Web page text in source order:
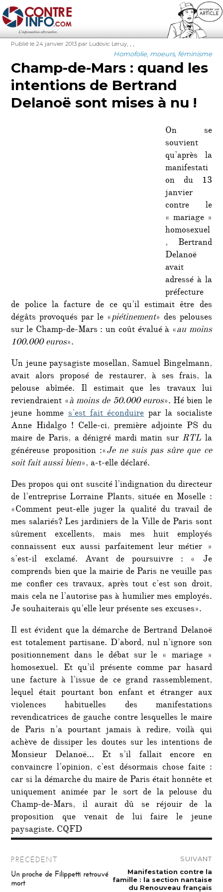
Contre-Info
Publié
Publié le 24 janvier 2013 Auteur
par Ludovic Leruy
Catégories
Homofolie, moeurs, féminisme
Étiquettes
Champ-de-Mars : quand les
intentions de Bertrand
Delanoë sont mises à nu !
On se
souvient
qu’après la
manifestati
on du 13
janvier
contre le
« mariage »
homosexuel
, Bertrand
Delanoë
avait
adressé à la
préfecture
de police la facture de ce qu’il estimait être des
dégâts provoqués par le «piétinement» des pelouses
sur le Champ-de-Mars : un coût évalué à «au moins
100.000 euros».
Un jeune paysagiste mosellan, Samuel Bingelmann,
avait alors proposé de restaurer, à ses frais, la
pelouse abîmée. Il estimait que les travaux lui
reviendraient «à moins de 50.000 euros». Hé bien le
jeune homme s’est fait éconduirepar la socialiste
Anne Hidalgo ! Celle-ci, première adjointe PS du
maire de Paris, a dénigré mardi matin sur RTL la
généreuse proposition :«Je ne suis pas sûre que ce
soit fait aussi bien», a-t-elle déclaré.
Des propos qui ont suscité l’indignation du directeur
de l’entreprise Lorraine Plants, située en Moselle :
«Comment peut-elle juger la qualité du travail de
mes salariés? Les jardiniers de la Ville de Paris sont
sûrement excellents, mais mes huit employés
connaissent eux aussi parfaitement leur métier »
s’est-il exclamé. Avant de poursuivre : « Je
comprends bien que la mairie de Paris ne veuille pas
me confier ces travaux, après tout c’est son droit,
mais cela ne l’autorise pas à humilier mes employés.
Je souhaiterais qu’elle leur présente ses excuses».
Il est évident que la démarche de Bertrand Delanoë
est totalement partisane. D’abord, nul n’ignore son
positionnement dans le débat sur le « mariage »
homosexuel. Et qu’il présente comme par hasard
une facture à l’issue de ce grand rassemblement,
lequel était pourtant bon enfant et étranger aux
violences habituelles des manifestations
revendicatrices de gauche contre lesquelles le maire
de Paris n’a pourtant jamais à redire, voilà qui
achève de dissiper les doutes sur les intentions de
Monsieur Delanoë… Et s’il fallait encore en
convaincre l’opinion, c’est désormais chose faite :
car si la démarche du maire de Paris était honnête et
uniquement animée par le sort de la pelouse du
Champ-de-Mars, il aurait dû se réjouir de la
proposition que venait de lui faire le jeune
paysagiste. CQFD
de
PRÉCÉDENT
Publication
précédente :
Un proche de Filippetti retrouvé
mort
SUIVANT
Publication
suivante :
Manifestation contre la
famille : la section nantaise
du Renouveau français